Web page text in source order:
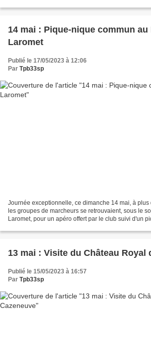
14 mai : Pique-nique commun au
Laromet
Publié le 17/05/2023 à 12:06
Par Tpb33sp
Journée exceptionnelle, ce dimanche 14 mai, à plus
les groupes de marcheurs se retrouvaient, sous le
Laromet, pour un apéro offert par le club suivi d'un
13 mai : Visite du Château Royal
Publié le 15/05/2023 à 16:57
Par Tpb33sp